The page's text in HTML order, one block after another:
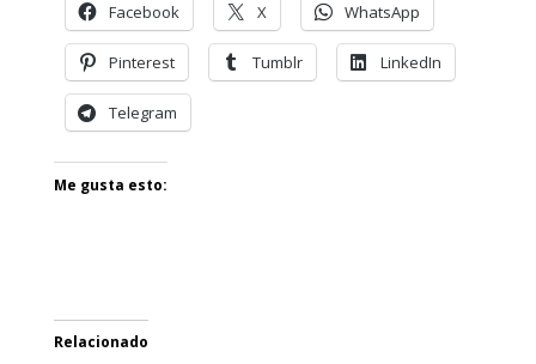
Facebook X WhatsApp
Pinterest Tumblr LinkedIn
Telegram
Me gusta esto:
Relacionado